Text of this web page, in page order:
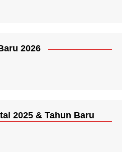
2026
2025 & Tahun Baru